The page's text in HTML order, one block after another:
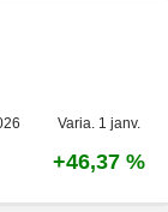
Varia. 1 janv.
+46,37 %